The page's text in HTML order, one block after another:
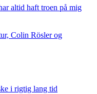
altid haft troen på mig
Colin Rösler og
i rigtig lang tid